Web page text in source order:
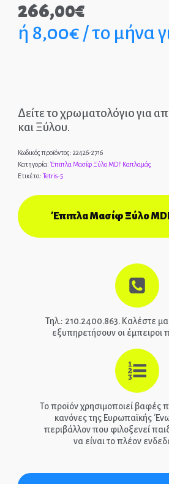
ΠΑΙΔΙΚΑ
ΚΡΕΒΑΤΙΑ
ΑΡΧΙΚΉ
ΤΗΛ.: 210-
266,00€
ή 8,00€ / το μήνα
Δείτε το χρωματολόγιο για
και Ξύλου.
Κωδικός προϊόντος: 22426-2716
Κατηγορία: Έπιπλα Μασίφ Ξύλο MDF Καπλαμάς
Ετικέτα:Tetris-5
Έπιπλα Μασίφ Ξύλο
Τηλ.: 210.2400.863. Καλέστε
εξυπηρετήσουν οι έμπειροι
Το προϊόν χρησιμοποιεί βαφές
κανόνες της Ευρωπαϊκής
περιβάλλον που φιλοξενεί
να είναι το πλέον